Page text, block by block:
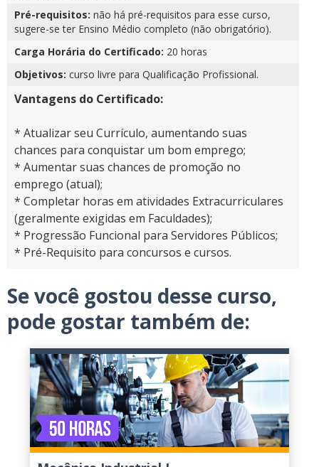
Pré-requisitos: não há pré-requisitos para esse curso,
sugere-se ter Ensino Médio completo (não obrigatório).
Carga Horária do Certificado: 20 horas
Objetivos: curso livre para Qualificação Profissional.
Vantagens do Certificado:
* Atualizar seu Currículo, aumentando suas
chances para conquistar um bom emprego;
* Aumentar suas chances de promoção no
emprego (atual);
* Completar horas em atividades Extracurriculares
(geralmente exigidas em Faculdades);
* Progressão Funcional para Servidores Públicos;
* Pré-Requisito para concursos e cursos.
Se você gostou desse curso,
pode gostar também de: